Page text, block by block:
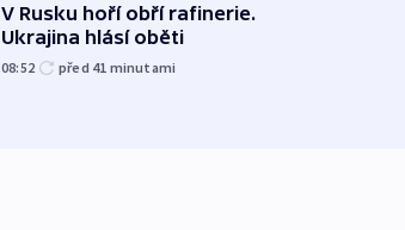
V Rusku hoří obří rafinerie.
Ukrajina hlásí oběti
08:52 před 41 minutami